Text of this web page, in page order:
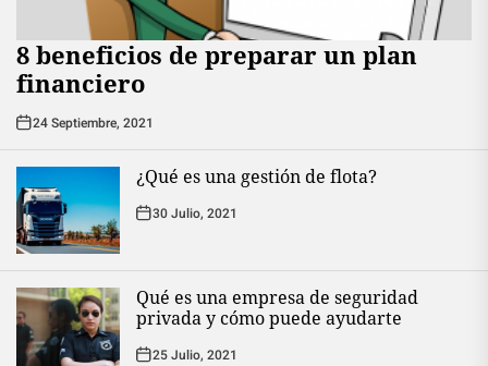
8 beneficios de preparar un plan
financiero
24 Septiembre, 2021
¿Qué es una gestión de flota?
30 Julio, 2021
Qué es una empresa de seguridad
privada y cómo puede ayudarte
25 Julio, 2021